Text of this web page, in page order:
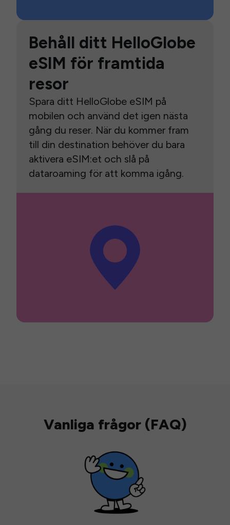
Behåll ditt HelloGlobe
eSIM för framtida
resor
Spara ditt HelloGlobe eSIM på
mobilen och använd det igen nästa
gång du reser. När du kommer fram
till din destination behöver du bara
aktivera eSIM:et och slå på
dataroaming för att komma igång.
Vanliga frågor (FAQ)